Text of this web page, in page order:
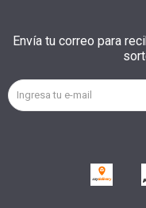
Envía tu correo para